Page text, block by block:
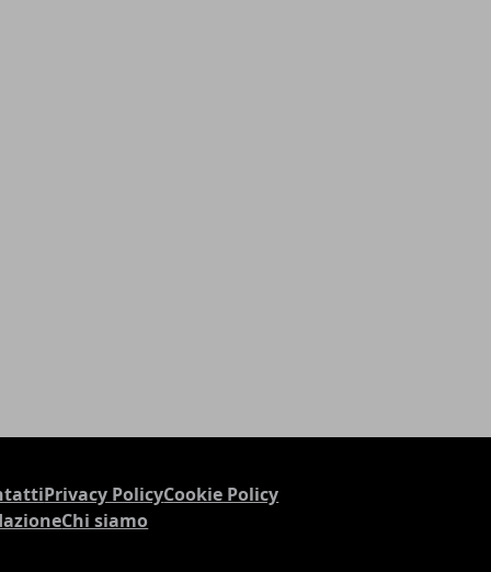
Privacy PolicyCookie Policy
Chi siamo